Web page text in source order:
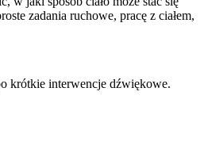
zadania ruchowe, pracę z ciałem,
krótkie interwencje dźwiękowe.